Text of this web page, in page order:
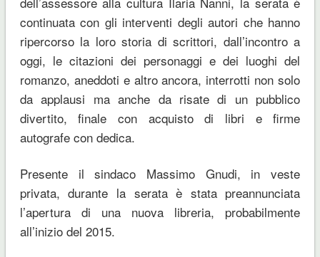
continuata con gli interventi degli autori che hanno
ripercorso la loro storia di scrittori, dall’incontro a
oggi, le citazioni dei personaggi e dei luoghi del
romanzo, aneddoti e altro ancora, interrotti non solo
da applausi ma anche da risate di un pubblico
divertito, finale con acquisto di libri e firme
autografe con dedica.
Presente il sindaco Massimo Gnudi, in veste
privata, durante la serata è stata preannunciata
l’apertura di una nuova libreria, probabilmente
all’inizio del 2015.